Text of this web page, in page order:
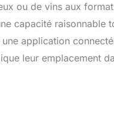
ou de vins aux
capacité raisonnable
application
leur emplacement